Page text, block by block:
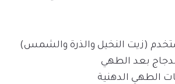
(زيت النخيل والذرة والشمس)
بعد الطهي
الطهي الدهنية